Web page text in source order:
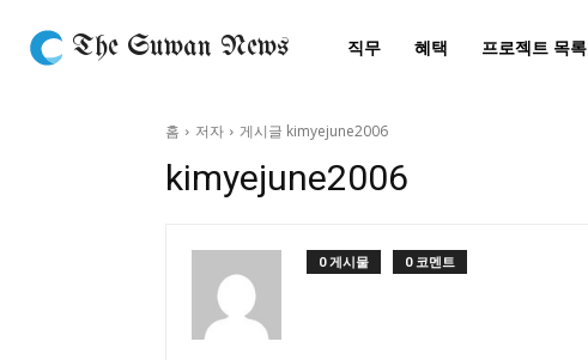
The Suwan News 직무 혜택 프로젝트 목록
홈 저자 게시글 kimyejune2006
kimyejune2006
0 게시물 0 코멘트